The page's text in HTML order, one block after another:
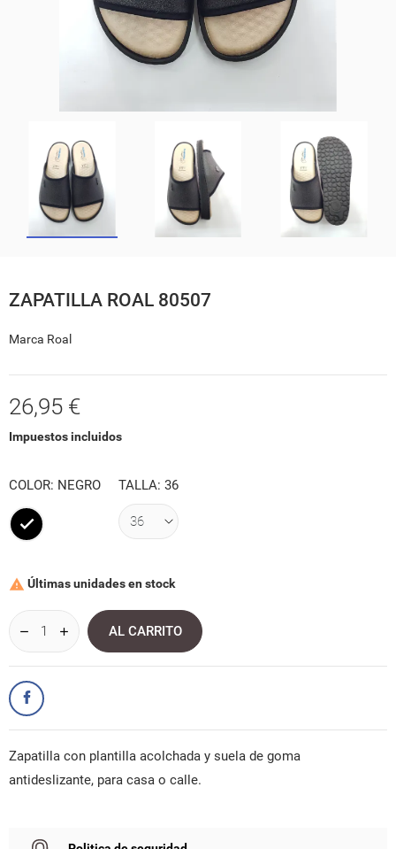
ZAPATILLA ROAL 80507
Marca Roal
26,95 €
Impuestos incluidos
COLOR: NEGRO
Negro
TALLA: 36
 Últimas unidades en stock
AL CARRITO
Zapatilla con plantilla acolchada y suela de goma
antideslizante, para casa o calle.